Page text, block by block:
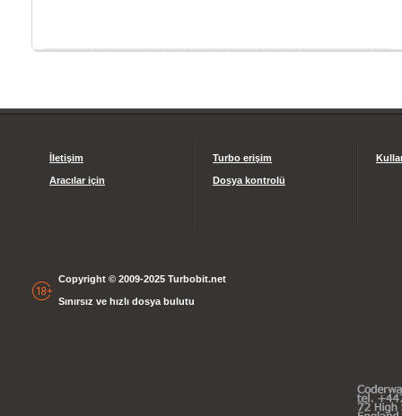
İletişim
Aracılar için
Turbo erişim
Dosya kontrolü
Copyright © 2009-2025 Turbobit.net
Sınırsız ve hızlı dosya bulutu